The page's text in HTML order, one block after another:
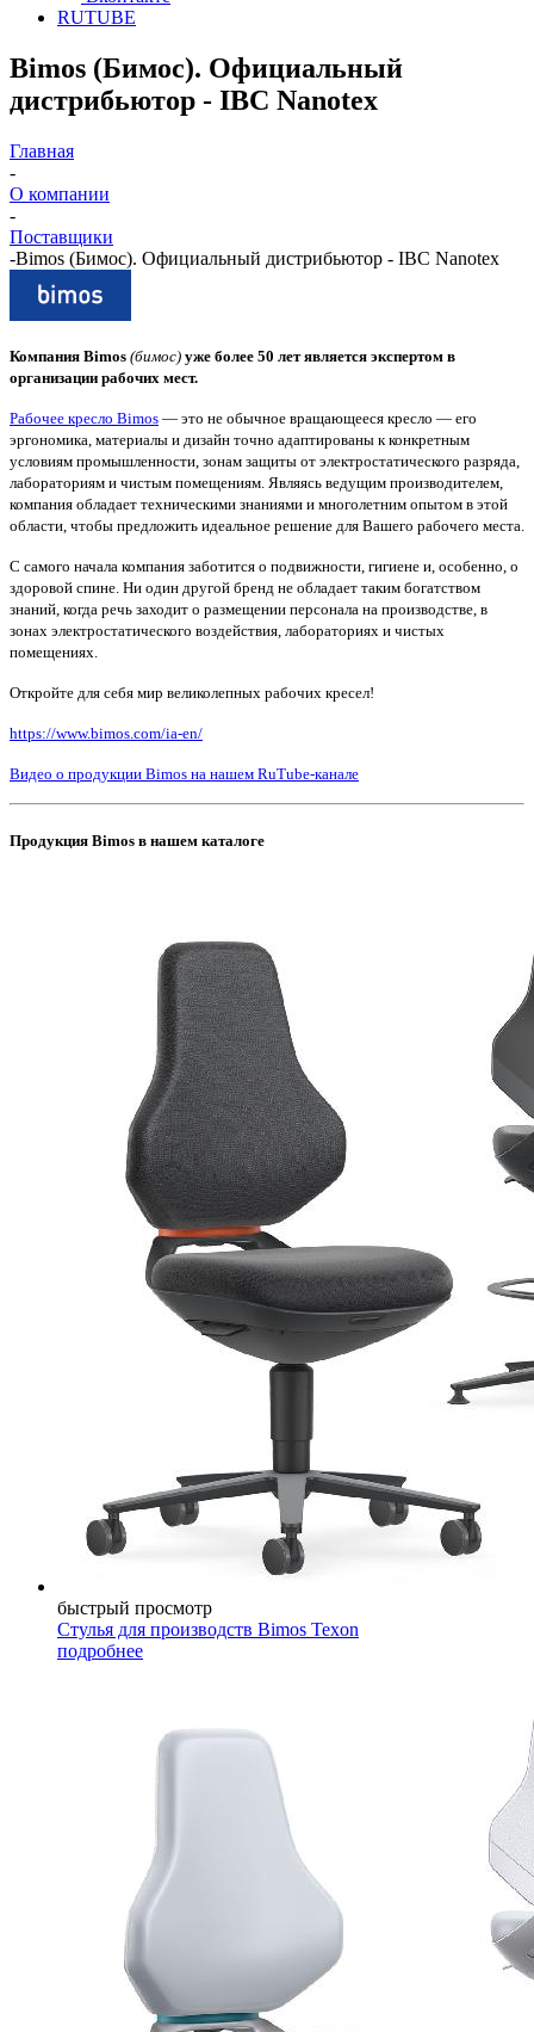
RUTUBE
Bimos (Бимос). Официальный
дистрибьютор - IBC Nanotex
Главная
-
О компании
-
Поставщики
-Bimos (Бимос). Официальный дистрибьютор - IBC Nanotex
Компания Bimos (бимос) уже более 50 лет является экспертом в
организации рабочих мест.
Рабочее кресло Bimos — это не обычное вращающееся кресло — его
эргономика, материалы и дизайн точно адаптированы к конкретным
условиям промышленности, зонам защиты от электростатического разряда,
лабораториям и чистым помещениям. Являясь ведущим производителем,
компания обладает техническими знаниями и многолетним опытом в этой
области, чтобы предложить идеальное решение для Вашего рабочего места.
С самого начала компания заботится о подвижности, гигиене и, особенно, о
здоровой спине. Ни один другой бренд не обладает таким богатством
знаний, когда речь заходит о размещении персонала на производстве, в
зонах электростатического воздействия, лабораториях и чистых
помещениях.
Откройте для себя мир великолепных рабочих кресел!
https://www.bimos.com/ia-en/
Видео о продукции Bimos на нашем RuTube-канале
Продукция Bimos в нашем каталоге
быстрый просмотр
Стулья для производств Bimos Texon
подробнее